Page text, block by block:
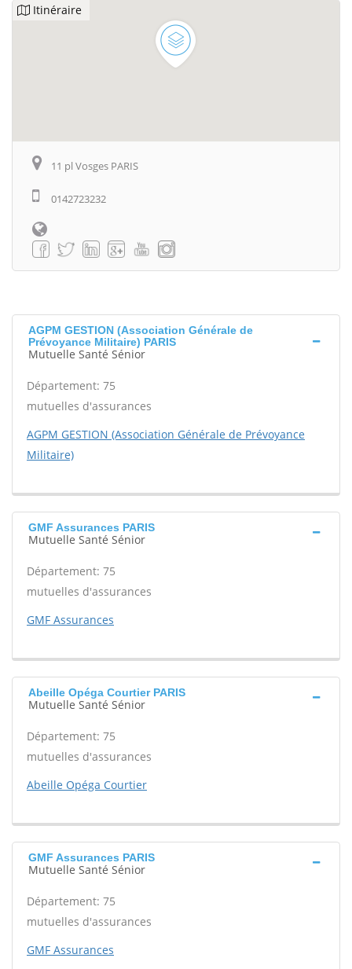
Itinéraire
11 pl Vosges PARIS
0142723232
AGPM GESTION (Association Générale de
Prévoyance Militaire) PARIS
Mutuelle Santé Sénior
Département: 75
mutuelles d'assurances
AGPM GESTION (Association Générale de Prévoyance
Militaire)
GMF Assurances PARIS
Mutuelle Santé Sénior
Département: 75
mutuelles d'assurances
GMF Assurances
Abeille Opéga Courtier PARIS
Mutuelle Santé Sénior
Département: 75
mutuelles d'assurances
Abeille Opéga Courtier
GMF Assurances PARIS
Mutuelle Santé Sénior
Département: 75
mutuelles d'assurances
GMF Assurances